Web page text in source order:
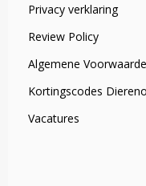
Privacy verklaring
Review Policy
Algemene
Kortingscodes
Vacatures